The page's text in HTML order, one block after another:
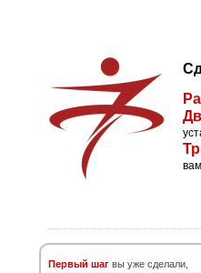
Первый шаг вы уже сделали,